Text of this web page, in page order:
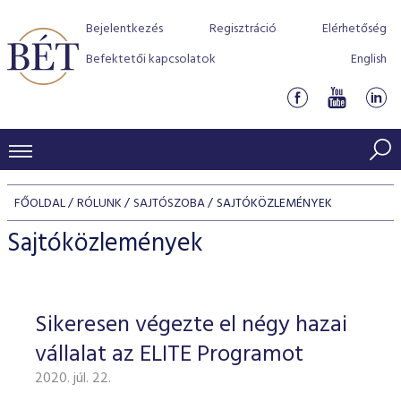
Bejelentkezés Regisztráció
Elérhetőség
Befektetői kapcsolatok
English
KERESKEDÉSI ADATOK
INDEXEK
Jelzáloglevél indexek
Vállalati kötvény indexek
Azonnali Piac
Részvények
Származékos piac
BEFEKTETŐK
Részvény szekció
Hitelpapír szekció
BÉT szabályzatok
Befektetővédelem
Alkalmazott díjstruktúra
Elszámolás
Részvény és vállalati kötvény tőzsdei bevezetését
program
BÉT Xtend - Részvénypiac egyszerűen
TŐZSDETAGOK
Tőzsdetagok, üzletkötők
VENDOROK
FŐOLDAL RÓLUNK SAJTÓSZOBA SAJTÓKÖZLEMÉNYEK
Sajtóközlemények
Sikeresen végezte el négy hazai
vállalat az ELITE Programot
2020. júl. 22.